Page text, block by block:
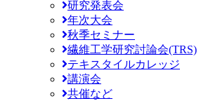
研究発表会
年次大会
秋季セミナー
繊維工学研究討論会(TRS)
テキスタイルカレッジ
講演会
共催など